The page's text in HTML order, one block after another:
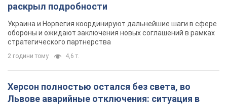
раскрыл подробности
Украина и Норвегия координируют дальнейшие шаги в сфере
обороны и ожидают заключения новых соглашений в рамках
стратегического партнерства
2 години тому 4,6 т.
Херсон полностью остался без света, во
Львове аварийные отключения: ситуация в